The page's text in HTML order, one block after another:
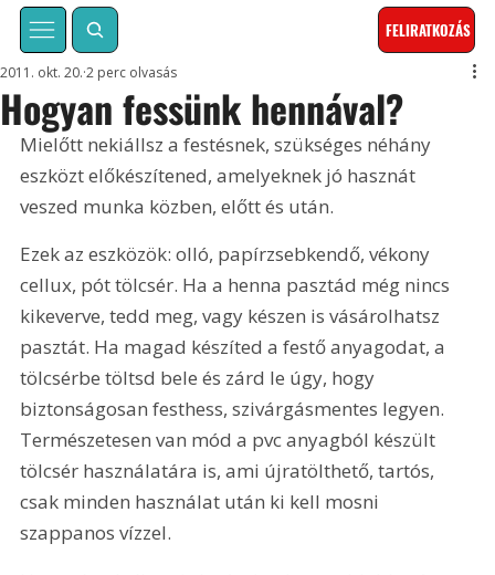
FELIRATKOZÁS
Hogyan fessünk hennával?
2011. okt. 20. 2 perc olvasás
Mielőtt nekiállsz a festésnek, szükséges néhány
eszközt előkészítened, amelyeknek jó hasznát
veszed munka közben, előtt és után.
Ezek az eszközök: olló, papírzsebkendő, vékony
cellux, pót tölcsér. Ha a henna pasztád még nincs
kikeverve, tedd meg, vagy készen is vásárolhatsz
pasztát. Ha magad készíted a festő anyagodat, a
tölcsérbe töltsd bele és zárd le úgy, hogy
biztonságosan festhess, szivárgásmentes legyen.
Természetesen van mód a pvc anyagból készült
tölcsér használatára is, ami újratölthető, tartós,
csak minden használat után ki kell mosni
szappanos vízzel.